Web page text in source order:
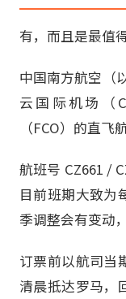
有，而且是最值
中国南方航空（
云国际机场（
（FCO）的直飞
航班号 CZ661 /
目前班期大致为
季调整会有变动，
订票前以航司当
清晨抵达罗马，